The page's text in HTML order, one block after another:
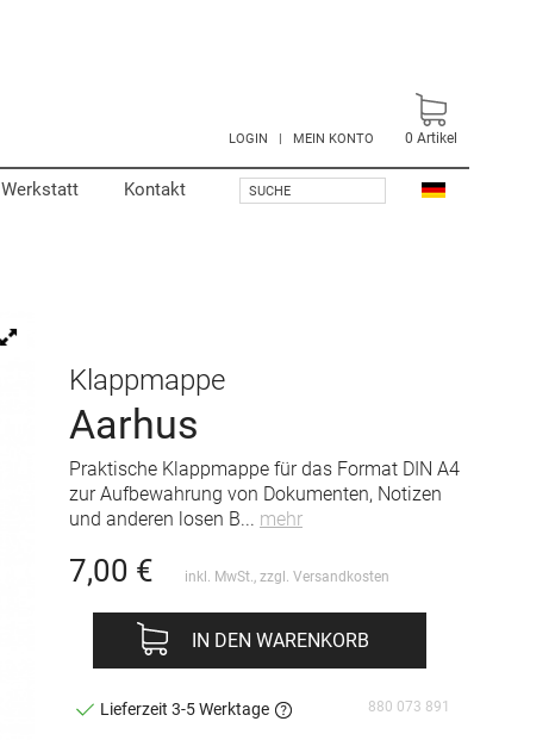
LOGIN | MEIN KONTO
Werkstatt Kontakt SUCHE
0 Artikel
Klappmappe
Aarhus
Praktische Klappmappe für das Format DIN A4
zur Aufbewahrung von Dokumenten, Notizen
und anderen losen B... mehr
7,00 € inkl. MwSt., zzgl. Versandkosten
IN DEN WARENKORB
Lieferzeit 3-5 Werktage 880 073 891